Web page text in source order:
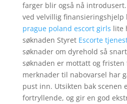
farger blir også nå
ved velvillig finansieringshjelp
prague poland escort girls lite
søknaden Styret Escorte
søknader om dyrehold så
søknaden er mottatt og fristen
merknader til nabovarsel har
pust inn. Utsikten bak scenen
fortryllende, og gir en god